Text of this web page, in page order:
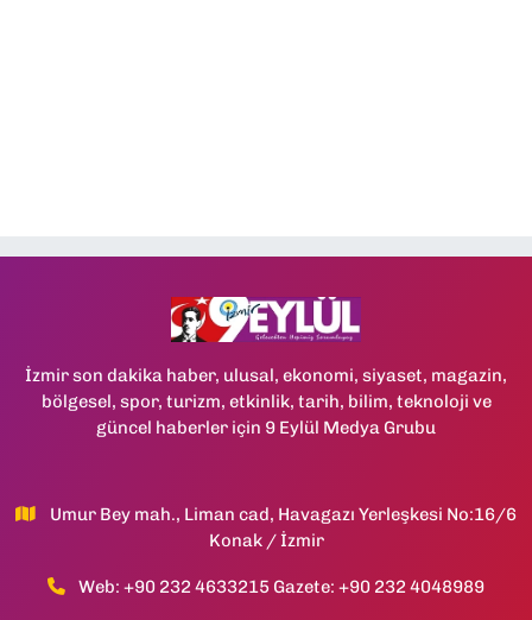
İzmir son dakika haber, ulusal, ekonomi, siyaset, magazin,
bölgesel, spor, turizm, etkinlik, tarih, bilim, teknoloji ve
güncel haberler için 9 Eylül Medya Grubu
Umur Bey mah., Liman cad, Havagazı Yerleşkesi No:16/6
Konak / İzmir
Web: +90 232 4633215 Gazete: +90 232 4048989